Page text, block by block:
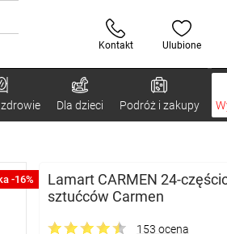
Kontakt Ulubione
Dla dzieci Podróż i zakupy
-16%
Lamart CARMEN 24-
sztućców Carmen
153 ocena